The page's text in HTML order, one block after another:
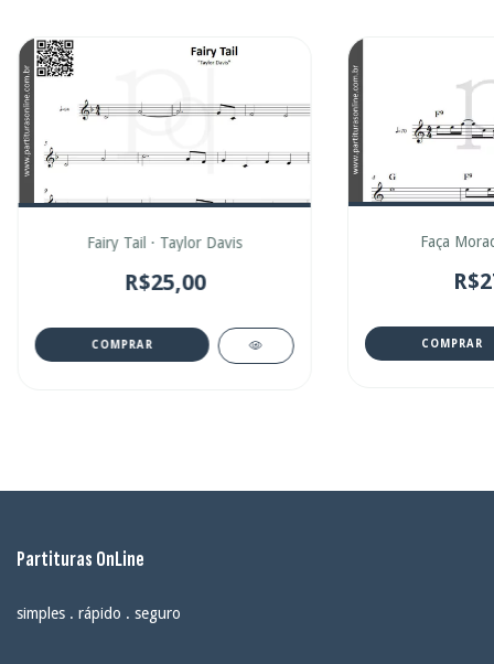
Fairy Tail · Taylor Davis
R$25,00
COMPRAR
Faça
COMPRAR
Partituras OnLine
simples . rápido . seguro